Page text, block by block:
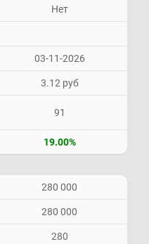
Нет
03-11-2026
3.12 руб
91
19.00%
280 000
280 000
280